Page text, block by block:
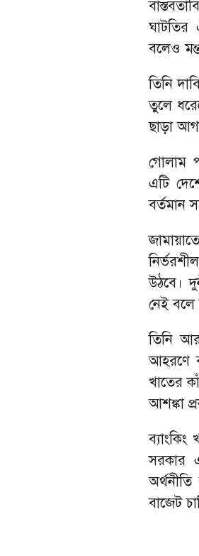
ঘাটতির
বলেও
তিনি
তুলে
ছাড়া
গোলাম
এটি
বর্তমান
উঠবে।
নেই বলে
তিনি
আহরণে
খাতের
আশঙ্কা
সরকার
বাজেট